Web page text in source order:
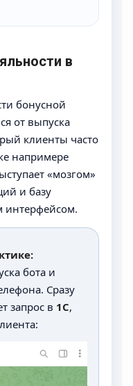
в
бонусной
от выпуска
клиенты часто
напримере
«мозгом»
и базу
интерфейсом.
бота и
Сразу
запрос в 1С,